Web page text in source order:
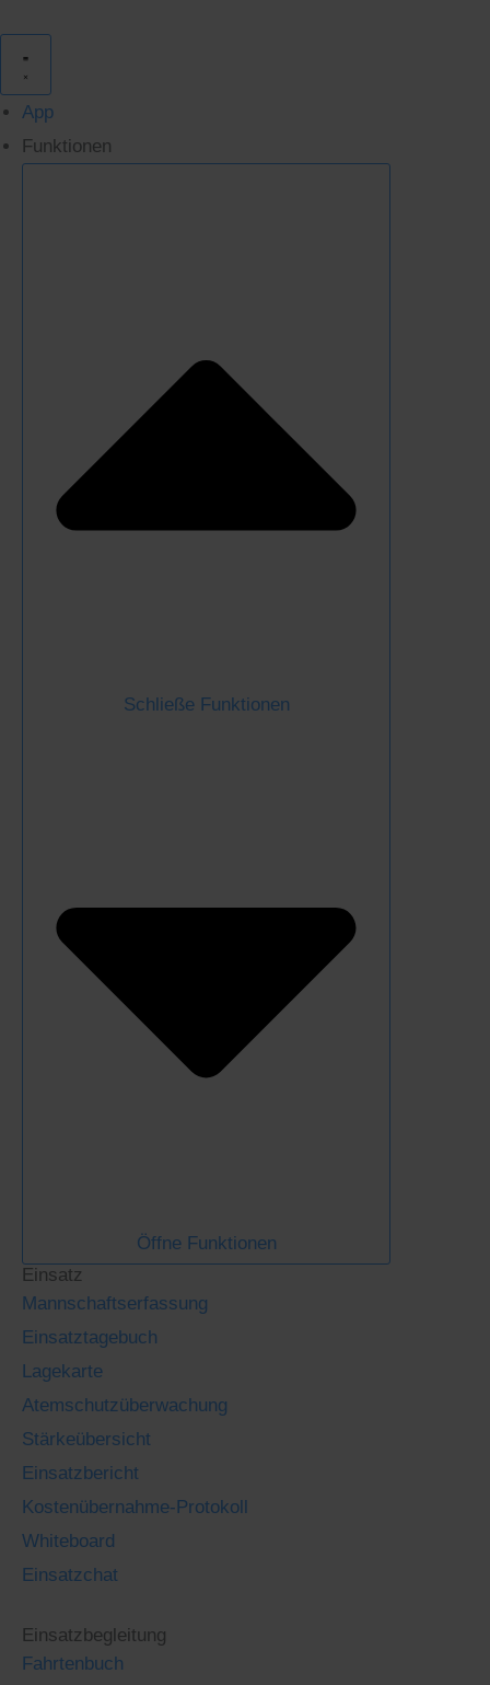
springen
App
Funktionen
Schließe Funktionen
Öffne Funktionen
Einsatz
Mannschaftserfassung
Einsatztagebuch
Lagekarte
Atemschutzüberwachung
Stärkeübersicht
Einsatzbericht
Kostenübernahme-Protokoll
Whiteboard
Einsatzchat
Einsatzbegleitung
Fahrtenbuch